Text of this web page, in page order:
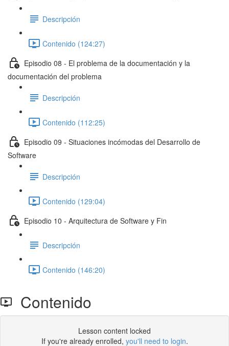
Descripción
Contenido (124:27)
Episodio 08 - El problema de la documentación y la
documentación del problema
Descripción
Contenido (112:25)
Episodio 09 - Situaciones incómodas del Desarrollo de
Software
Descripción
Contenido (129:04)
Episodio 10 - Arquitectura de Software y Fin
Descripción
Contenido (146:20)
Contenido
Lesson content locked
If you're already enrolled, you'll need to login.